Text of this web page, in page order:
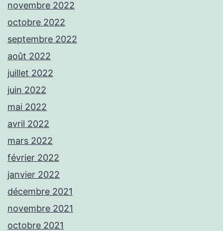
novembre 2022
octobre 2022
septembre 2022
août 2022
juillet 2022
juin 2022
mai 2022
avril 2022
mars 2022
février 2022
janvier 2022
décembre 2021
novembre 2021
octobre 2021